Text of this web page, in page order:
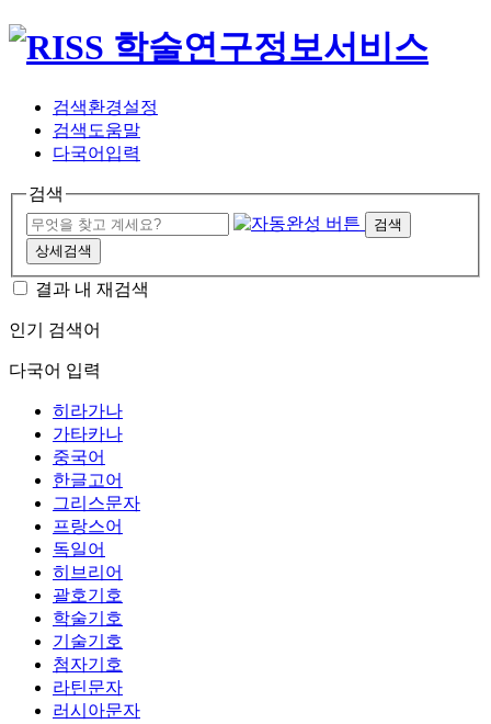
검색환경설정
검색도움말
다국어입력
검색
검색
상세검색
결과 내 재검색
인기 검색어
다국어 입력
히라가나
가타카나
중국어
한글고어
그리스문자
프랑스어
독일어
히브리어
괄호기호
학술기호
기술기호
첨자기호
라틴문자
러시아문자